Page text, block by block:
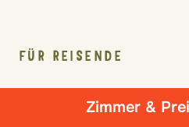
Zimmer &
FÜR REISENDE
Reiseversicherung